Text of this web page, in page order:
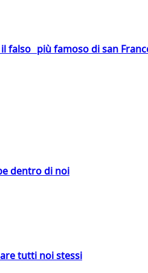
falso più famoso di san
dentro di noi
tutti noi stessi